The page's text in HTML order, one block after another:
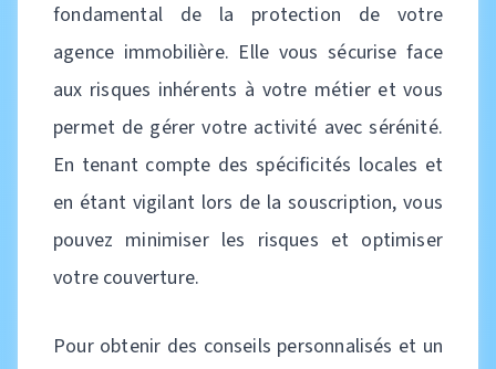
fondamental de la protection de votre
agence immobilière. Elle vous sécurise face
aux risques inhérents à votre métier et vous
permet de gérer votre activité avec sérénité.
En tenant compte des spécificités locales et
en étant vigilant lors de la souscription, vous
pouvez minimiser les risques et optimiser
votre couverture.
Pour obtenir des conseils personnalisés et un